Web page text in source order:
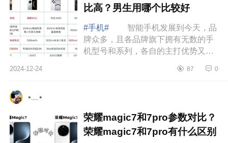
比高？男生用哪个比较好
#手机#
智能手机发展到今天，品
牌众多，且各品牌旗下拥有无数的手
机型号和系列，各自的主打优势又不
耀,oppo,vivo哪个性价比高？男生用哪
2024-12-24 87 0
•﹏•
荣耀magic7和7pro参数对比？
荣耀magic7和7pro有什么区别